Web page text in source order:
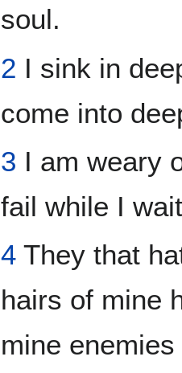
soul.
2 I sink in
come into
3 I am weary
fail while I
4 They that
hairs of mine
mine